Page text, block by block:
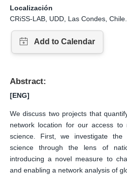
Localización
CRiSS-LAB, UDD, Las Condes, Chile.
Abstract:
[ENG]
We discuss two projects that
network location for our access to
science. First, we investigate the
science through the lens of
introducing a novel measure to
and enabling a network analysis of